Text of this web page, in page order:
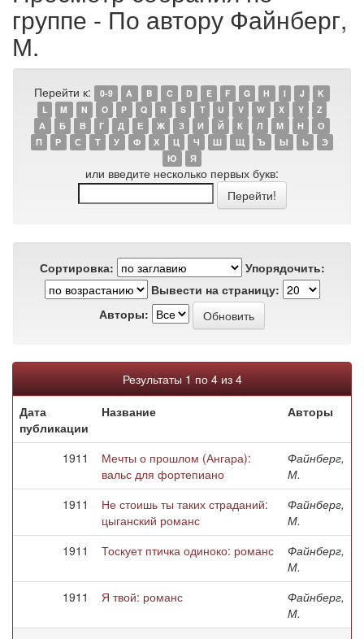
группе - По автору Файнберг,
М.
Перейти к: 0-9 A B C D E F G H I J
K
L
M N O P Q R S T U V W X Y
Z
А
Б В Г Д Е Ж З И Й К Л М Н
О
П
Р С Т У Ф Х Ц Ч Ш Щ Ъ Ы Ь
Э
Ю
Я
или введите несколько первых букв:
Сортировка:
Упорядочить:
Вывести на страницу:
Авторы:
Результаты 1 по 4 из 4
Дата
публикации
Название Авторы
1911
Мечты о прошлом (Ангара):
вальс для фортепиано
Файнберг,
М.
1911
Не стоишь ты таких страданий:
цыганский романс
Файнберг,
М.
1911
Тоскует птичка одиноко: романс
Файнберг,
М.
1911
Я твой: романс
Файнберг,
М.